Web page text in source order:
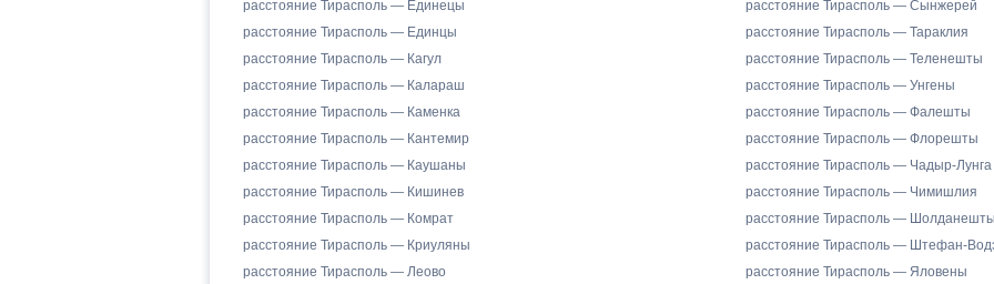
расстояние Тирасполь — Единецы
расстояние Тирасполь — Единцы
расстояние Тирасполь — Кагул
расстояние Тирасполь — Калараш
расстояние Тирасполь — Каменка
расстояние Тирасполь — Кантемир
расстояние Тирасполь — Каушаны
расстояние Тирасполь — Кишинев
расстояние Тирасполь — Комрат
расстояние Тирасполь — Криуляны
расстояние Тирасполь — Леово
расстояние Тирасполь — Сынжерей
расстояние Тирасполь — Тараклия
расстояние Тирасполь — Теленешты
расстояние Тирасполь — Унгены
расстояние Тирасполь — Фалешты
расстояние Тирасполь — Флорешты
расстояние Тирасполь — Чадыр-Лунга
расстояние Тирасполь — Чимишлия
расстояние Тирасполь —
расстояние Тирасполь — Штефан-
расстояние Тирасполь — Яловены